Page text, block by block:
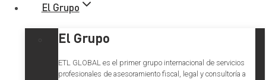
El Grupo
El Grupo
ETL GLOBAL es el primer grupo internacional de servicios
profesionales de asesoramiento fiscal, legal y consultoría a